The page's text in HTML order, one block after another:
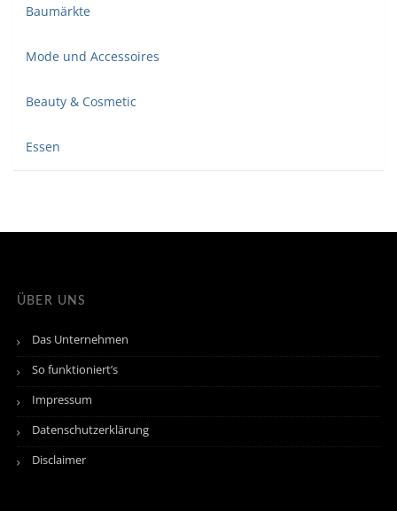
Baumärkte
Mode und Accessoires
Beauty & Cosmetic
Essen
ÜBER UNS
Das Unternehmen
So funktioniert’s
Impressum
Datenschutzerklärung
Disclaimer